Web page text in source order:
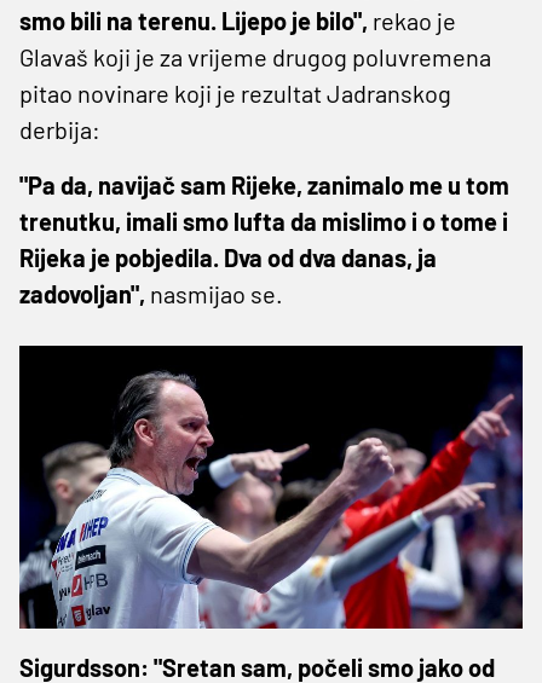
smo bili na terenu. Lijepo je bilo", rekao je
Glavaš koji je za vrijeme drugog poluvremena
pitao novinare koji je rezultat Jadranskog
derbija:
"Pa da, navijač sam Rijeke, zanimalo me u tom
trenutku, imali smo lufta da mislimo i o tome i
Rijeka je pobjedila. Dva od dva danas, ja
zadovoljan", nasmijao se.
Sigurdsson: "Sretan sam, počeli smo jako od